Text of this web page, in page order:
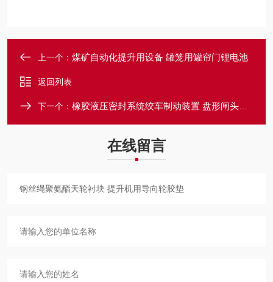
上一个： 煤矿自动化提升用设备 罐笼用罐帘门锂电池
返回列表
下一个： 橡胶液压密封系统绞车制动装置 盘形闸头密封圈
在线留言